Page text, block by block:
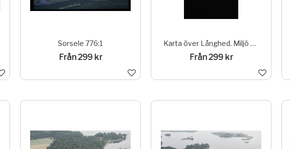
Sorsele 776:1
Från 299 kr
Karta över Långhed. Miljö av riksintresse
Från 299 kr